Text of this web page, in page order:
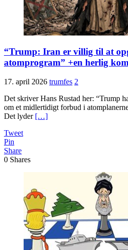
“Trump: Iran er villig til at
atomprogram” +en herlig
17. april 2026 trumfes 2
Det skriver Hans Rustad her: “Trump
om et midlertidigt forbud i
Det lyder […]
Tweet
Pin
Share
0 Shares